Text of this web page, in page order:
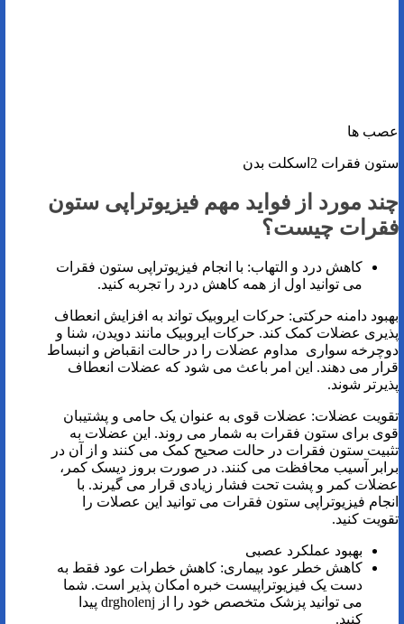
عصب ها
ستون فقرات 2اسکلت بدن
چند مورد از فواید مهم فیزیوتراپی ستون
فقرات چیست؟
کاهش درد و التهاب: با انجام فیزیوتراپی ستون فقرات
می توانید اول از همه کاهش درد را تجربه کنید.
بهبود دامنه حرکتی: حرکات ایروبیک تواند به افزایش انعطاف
پذیری عضلات کمک کند. حرکات ایروبیک مانند دویدن، شنا و
دوچرخه سواری مداوم عضلات را در حالت انقباض و انبساط
قرار می دهند. این امر باعث می شود که عضلات انعطاف
پذیرتر شوند.
تقویت عضلات: عضلات قوی به عنوان یک حامی و پشتیبان
قوی برای ستون فقرات به شمار می روند. این عضلات به
تثبیت ستون فقرات در حالت صحیح کمک می کنند و از آن در
برابر آسیب محافظت می کنند. در صورت بروز دیسک کمر،
عضلات کمر و پشت تحت فشار زیادی قرار می گیرند. با
انجام فیزیوتراپی ستون فقرات می توانید این عصلات را
تقویت کنید.
بهبود عملکرد عصبی
کاهش خطر عود بیماری: کاهش خطرات عود فقط به
دست یک فیزیوتراپیست خبره امکان پذیر است. شما
می توانید پزشک متخصص خود را از drgholenj پیدا
کنید.